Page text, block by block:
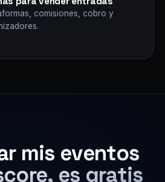
comisiones, cobro y
mis eventos
es gratis